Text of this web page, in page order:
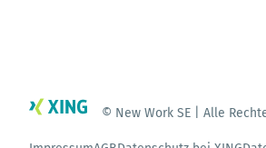
© New Work SE | Alle